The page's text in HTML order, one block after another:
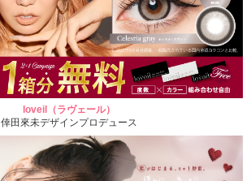
loveil（ラヴェール）
倖田來未デザインプロデュース